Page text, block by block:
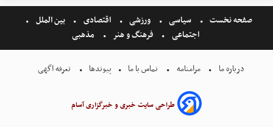
صفحه نخست سیاسی ورزشی اقتصادی
بین الملل
اجتماعی
فرهنگ و هنر مذهبی
درباره ما مرامنامه تماس با ما پیوندها تعرفه اگهی
طراحی سایت خبری و خبرگزاری آسام